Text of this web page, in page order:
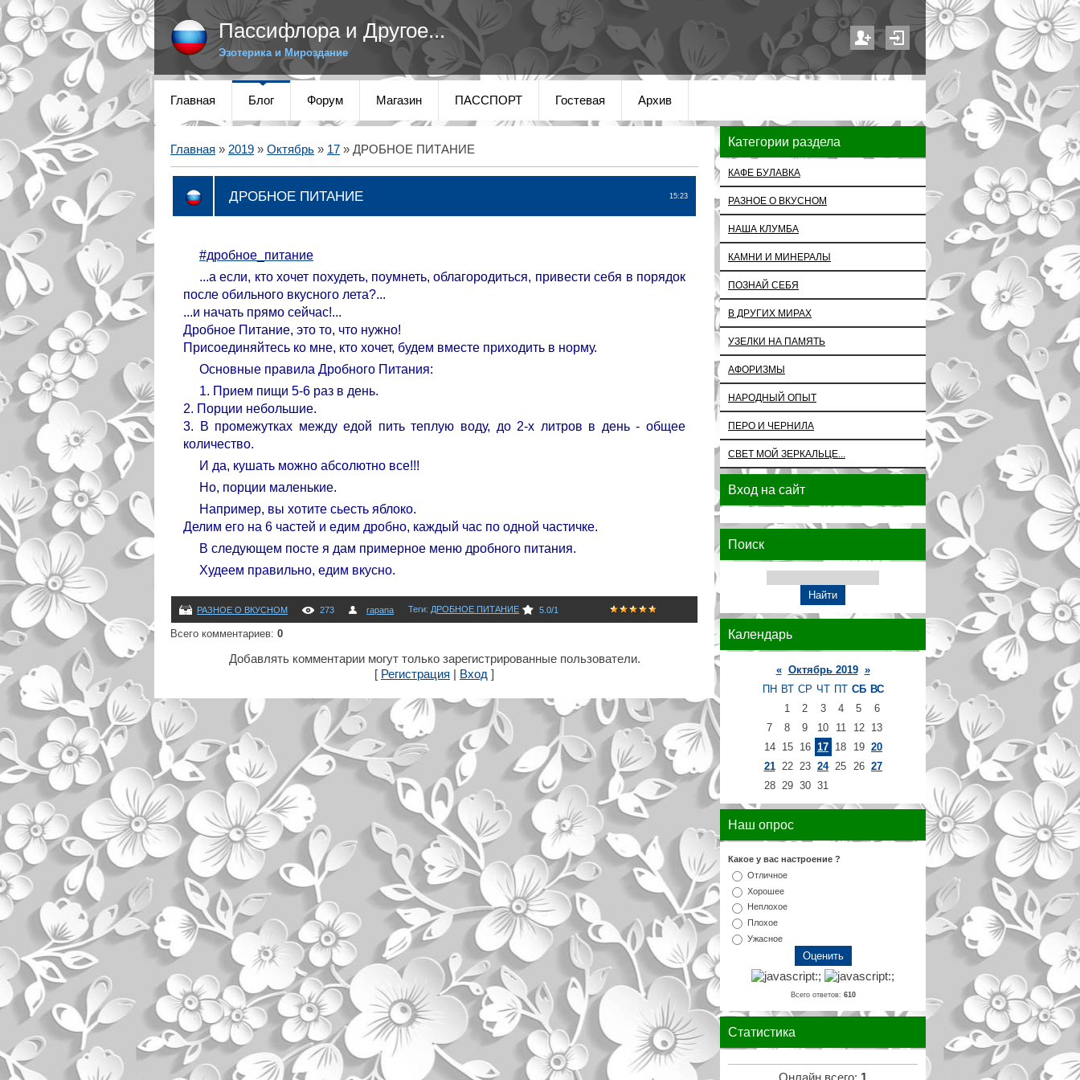
Пассифлора и Другое...
Эзотерика и Мироздание
Главная Блог Форум Магазин ПАССПОРТ Гостевая Архив
Главная » 2019 » Октябрь » 17 » ДРОБНОЕ ПИТАНИЕ
15:23
ДРОБНОЕ ПИТАНИЕ
#дробное_питание
...а если, кто хочет похудеть, поумнеть, облагородиться, привести себя в порядок
после обильного вкусного лета?...
...и начать прямо сейчас!...
Дробное Питание, это то, что нужно!
Присоединяйтесь ко мне, кто хочет, будем вместе приходить в норму.
Основные правила Дробного Питания:
1. Прием пищи 5-6 раз в день.
2. Порции небольшие.
3. В промежутках между едой пить теплую воду, до 2-х литров в день - общее
количество.
И да, кушать можно абсолютно все!!!
Но, порции маленькие.
Например, вы хотите сьесть яблоко.
Делим его на 6 частей и едим дробно, каждый час по одной частичке.
В следующем посте я дам примерное меню дробного питания.
Худеем правильно, едим вкусно.
РАЗНОЕ О ВКУСНОМ 273 rapana Теги: ДРОБНОЕ ПИТАНИЕ 5.0/1
Всего комментариев: 0
Добавлять комментарии могут только зарегистрированные пользователи.
[ Регистрация Вход ]
Категории раздела
КАФЕ БУЛАВКА
РАЗНОЕ О ВКУСНОМ
НАША КЛУМБА
КАМНИ И МИНЕРАЛЫ
ПОЗНАЙ СЕБЯ
В ДРУГИХ МИРАХ
УЗЕЛКИ НА ПАМЯТЬ
АФОРИЗМЫ
НАРОДНЫЙ ОПЫТ
ПЕРО И ЧЕРНИЛА
СВЕТ МОЙ ЗЕРКАЛЬЦЕ...
Вход на сайт
Поиск
Календарь
« Октябрь 2019 »
ПН ВТ СР ЧТ ПТ СБ ВС
1
2 3 4 5
6
7
8 9 10 11 12
13
14
15 16 17 18 19 20
21 22 23 24 25 26 27
28 29 30 31
Наш опрос
Какое у вас настроение ?
Отличное
Хорошее
Неплохое
Плохое
Ужасное
Всего ответов: 610
Статистика